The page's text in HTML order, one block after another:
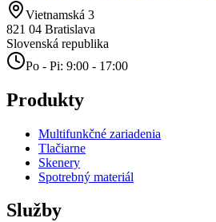
Vietnamská 3
821 04 Bratislava
Slovenská republika
Po - Pi: 9:00 - 17:00
Produkty
Multifunkčné zariadenia
Tlačiarne
Skenery
Spotrebný materiál
Služby